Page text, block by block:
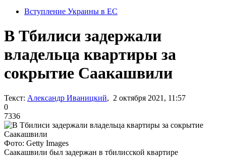
Вступление Украины в ЕС
В Тбилиси задержали
владельца квартиры за
сокрытие Саакашвили
Текст: Александр Иваницкий, 2 октября 2021, 11:57
0
7336
Фото: Getty Images
Саакашвили был задержан в тбилисской квартире